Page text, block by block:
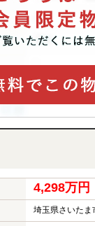
4,298万円
埼玉県さいたま